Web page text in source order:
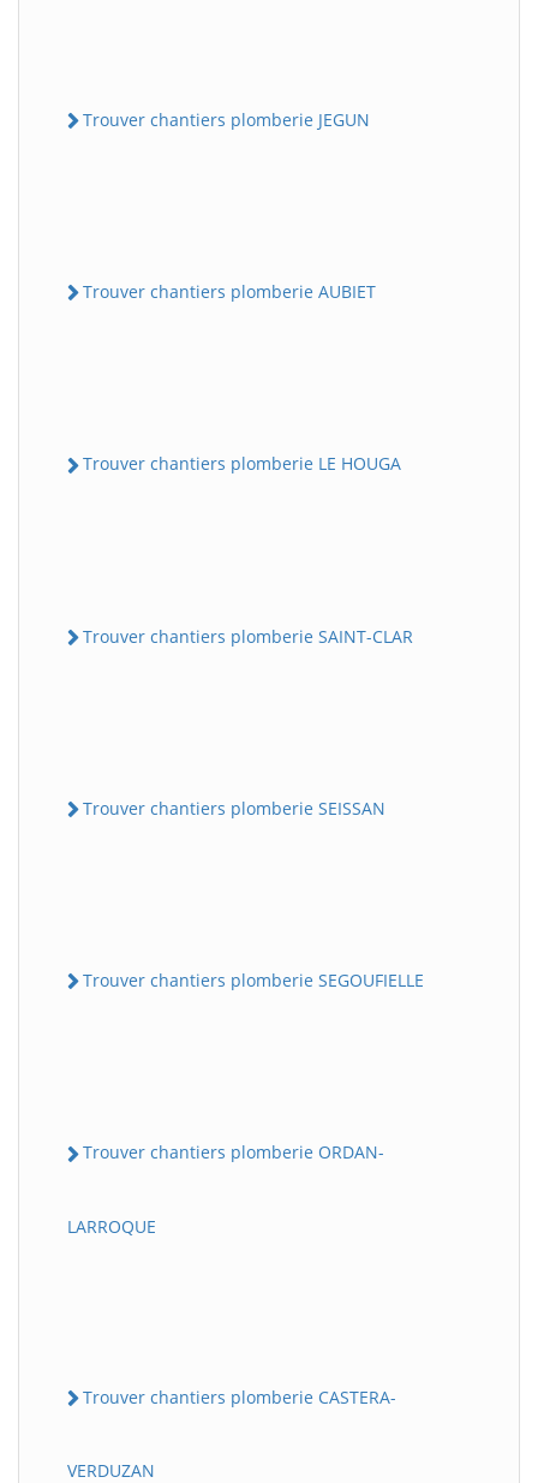
Trouver chantiers plomberie JEGUN
Trouver chantiers plomberie AUBIET
Trouver chantiers plomberie LE HOUGA
Trouver chantiers plomberie SAINT-CLAR
Trouver chantiers plomberie SEISSAN
Trouver chantiers plomberie SEGOUFIELLE
Trouver chantiers plomberie ORDAN-
LARROQUE
Trouver chantiers plomberie CASTERA-
VERDUZAN